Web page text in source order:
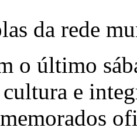
da rede
o último
e